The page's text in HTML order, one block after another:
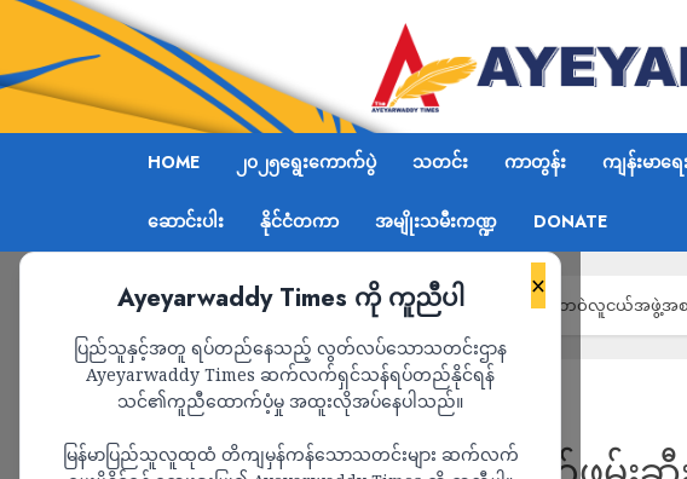
HOME ၂၀၂၅ရွေးကောက်ပွဲ သတင်း ကာတွန်း ကျန်းမာရေ
ဆောင်းပါး နိုင်ငံတကာ အမျိုးသမီးကဏ္ဍ DONATE
×
Ayeyarwaddy Times ကို ကူညီပါ
ပြည်သူနှင့်အတူ ရပ်တည်နေသည့် လွတ်လပ်သောသတင်းဌာန
Ayeyarwaddy Times ဆက်လက်ရှင်သန်ရပ်တည်နိုင်ရန်
သင်၏ကူညီထောက်ပံ့မှု အထူးလိုအပ်နေပါသည်။
မြန်မာပြည်သူလူထုထံ တိကျမှန်ကန်သောသတင်းများ ဆက်လက်
Home စစ်ကောင်စီ၏ ရိုက်နှက်ဖမ်းဆီးခြင်းခံရသည့် ရေဘဝဲလူငယ်အဖွဲ့
သတင်း အမျိုးသမီးကဏ္ဍ